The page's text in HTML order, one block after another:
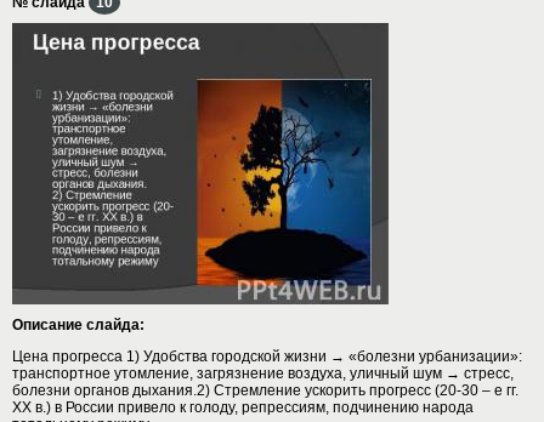
Описание слайда:
Цена прогресса 1) Удобства городской жизни → «болезни урбанизации»:
транспортное утомление, загрязнение воздуха, уличный шум → стресс,
болезни органов дыхания.2) Стремление ускорить прогресс (20-30 – е гг.
XX в.) в России привело к голоду, репрессиям, подчинению народа